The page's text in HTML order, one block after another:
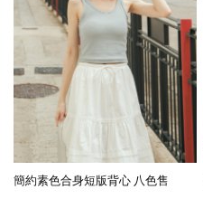
簡約素色合身短版背心 八色售